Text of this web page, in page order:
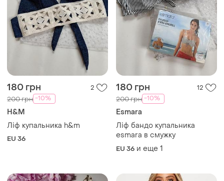
180 грн 2
200 грн -10%
H&M
Ліф купальника h&m
EU 36
180 грн 12
200 грн -10%
Esmara
Ліф бандо купальника
esmara в смужку
EU 36 и еще 1